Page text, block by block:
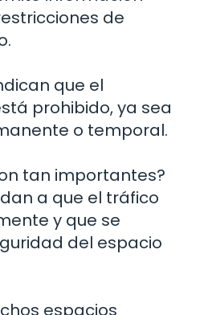
de
que el
prohibido, ya sea
o temporal.
tan importantes?
a que el tráfico
y que se
del espacio
espacios